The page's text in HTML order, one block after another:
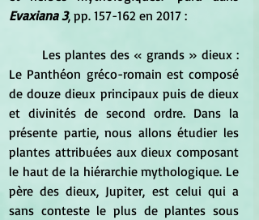
Evaxiana 3, pp. 157-162 en 2017 :
Le Panthéon gréco-romain est composé
de douze dieux principaux puis de dieux
et divinités de second ordre. Dans la
présente partie, nous allons étudier les
plantes attribuées aux dieux composant
le haut de la hiérarchie mythologique. Le
père des dieux, Jupiter, est celui qui a
sans conteste le plus de plantes sous